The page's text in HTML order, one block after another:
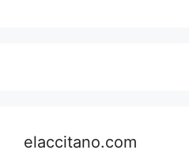
elaccitano.com